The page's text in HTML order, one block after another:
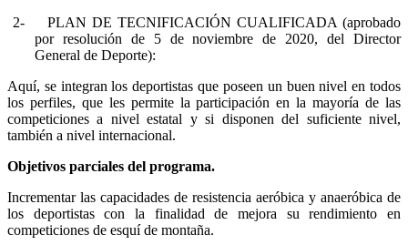
2-
PLAN DE TECNIFICACIÓN CUALIFICADA (aprobado
por resolución de 5 de noviembre de 2020, del Director
General de Deporte):
Aquí, se integran los deportistas que poseen un buen nivel en todos
los perfiles, que les permite la participación en la mayoría de las
competiciones a nivel estatal y si disponen del suficiente nivel,
también a nivel internacional.
Objetivos parciales del programa.
Incrementar las capacidades de resistencia aeróbica y anaeróbica de
los deportistas con la finalidad de mejora su rendimiento en
competiciones de esquí de montaña.